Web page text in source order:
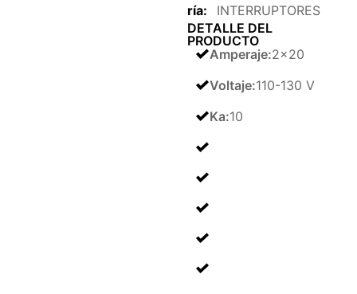
ría:
INTERRUPTORES
DETALLE DEL
PRODUCTO
Amperaje:2×20
Voltaje:110-130 V
Ka:10